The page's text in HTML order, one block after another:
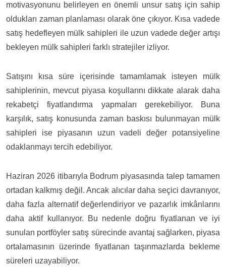
motivasyonunu belirleyen en önemli unsur satış için sahip
oldukları zaman planlaması olarak öne çıkıyor. Kısa vadede
satış hedefleyen mülk sahipleri ile uzun vadede değer artışı
bekleyen mülk sahipleri farklı stratejiler izliyor.
Satışını kısa süre içerisinde tamamlamak isteyen mülk
sahiplerinin, mevcut piyasa koşullarını dikkate alarak daha
rekabetçi fiyatlandırma yapmaları gerekebiliyor. Buna
karşılık, satış konusunda zaman baskısı bulunmayan mülk
sahipleri ise piyasanın uzun vadeli değer potansiyeline
odaklanmayı tercih edebiliyor.
Haziran 2026 itibarıyla Bodrum piyasasında talep tamamen
ortadan kalkmış değil. Ancak alıcılar daha seçici davranıyor,
daha fazla alternatif değerlendiriyor ve pazarlık imkânlarını
daha aktif kullanıyor. Bu nedenle doğru fiyatlanan ve iyi
sunulan portföyler satış sürecinde avantaj sağlarken, piyasa
ortalamasının üzerinde fiyatlanan taşınmazlarda bekleme
süreleri uzayabiliyor.